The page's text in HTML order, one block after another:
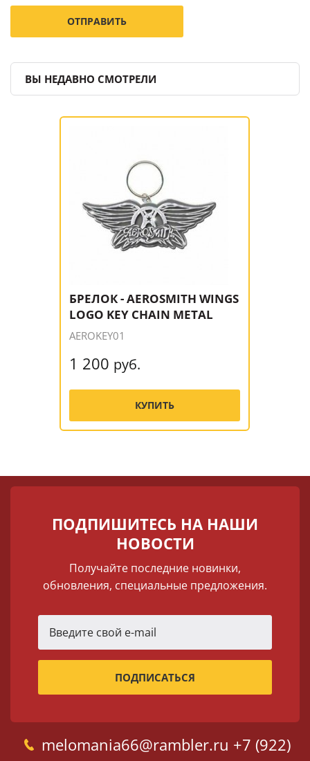
ВЫ НЕДАВНО СМОТРЕЛИ
БРЕЛОК - AEROSMITH WINGS
LOGO KEY CHAIN METAL
AEROKEY01
1 200 руб.
КУПИТЬ
ПОДПИШИТЕСЬ НА НАШИ
НОВОСТИ
Получайте последние новинки,
обновления, специальные предложения.
melomania66@rambler.ru +7 (922)